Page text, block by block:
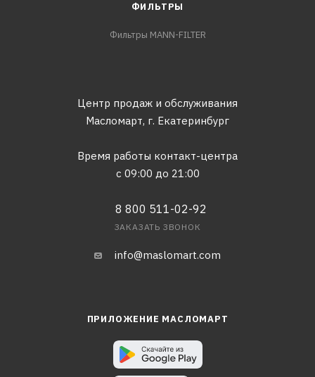
ФИЛЬТРЫ
Фильтры MANN-FILTER
Центр продаж и обслуживания
Масломарт, г. Екатеринбург
Время работы контакт-центра
с 09:00 до 21:00
8 800 511-02-92
ЗАКАЗАТЬ ЗВОНОК
info@maslomart.com
ПРИЛОЖЕНИЕ МАСЛОМАРТ